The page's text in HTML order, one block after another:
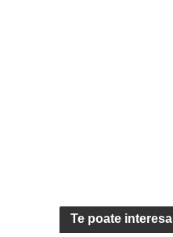
Te poate interesa